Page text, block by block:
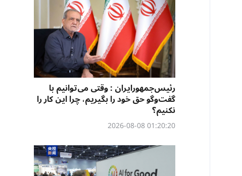
رئیس‌جمهورایران : وقتی می‌توانیم با
گفت‌وگو حق خود را بگیریم، چرا این کار را
نکنیم؟
01:20:20 2026-08-08